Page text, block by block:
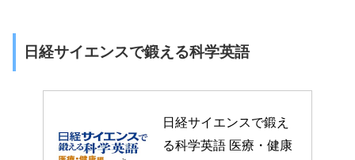
日経サイエンスで鍛える科学英語
日経サイエンスで鍛え
る科学英語 医療・健康